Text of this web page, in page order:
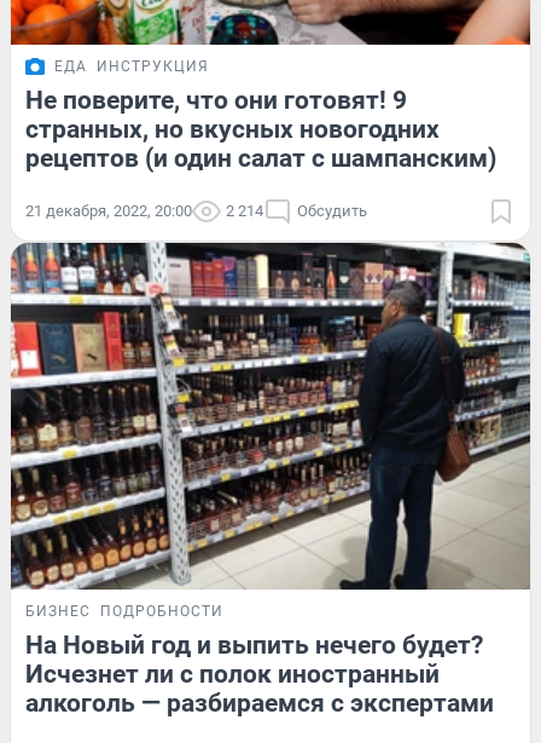
ЕДА ИНСТРУКЦИЯ
Не поверите, что они готовят! 9
странных, но вкусных новогодних
рецептов (и один салат с шампанским)
21 декабря, 2022, 20:00 2 214 Обсудить
БИЗНЕС ПОДРОБНОСТИ
На Новый год и выпить нечего будет?
Исчезнет ли с полок иностранный
алкоголь — разбираемся с экспертами